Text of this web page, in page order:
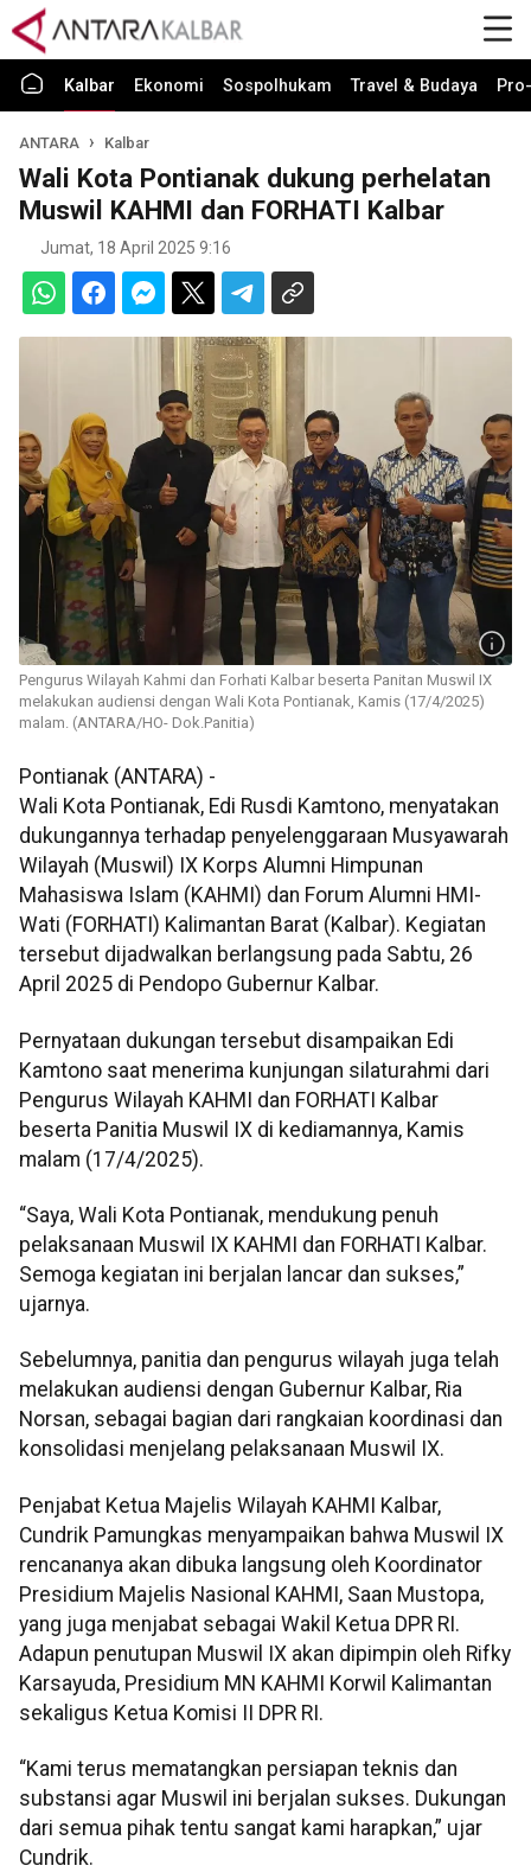
Kalbar Ekonomi Sospolhukam Travel & Budaya
ANTARA Kalbar
Wali Kota Pontianak dukung perhelatan
Muswil KAHMI dan FORHATI Kalbar
Jumat, 18 April 2025 9:16
Pengurus Wilayah Kahmi dan Forhati Kalbar beserta Panitan Muswil IX
melakukan audiensi dengan Wali Kota Pontianak, Kamis (17/4/2025)
malam. (ANTARA/HO- Dok.Panitia)
Pontianak (ANTARA) -
Wali Kota Pontianak, Edi Rusdi Kamtono, menyatakan
dukungannya terhadap penyelenggaraan Musyawarah
Wilayah (Muswil) IX Korps Alumni Himpunan
Mahasiswa Islam (KAHMI) dan Forum Alumni HMI-
Wati (FORHATI) Kalimantan Barat (Kalbar). Kegiatan
tersebut dijadwalkan berlangsung pada Sabtu, 26
April 2025 di Pendopo Gubernur Kalbar.
Pernyataan dukungan tersebut disampaikan Edi
Kamtono saat menerima kunjungan silaturahmi dari
Pengurus Wilayah KAHMI dan FORHATI Kalbar
beserta Panitia Muswil IX di kediamannya, Kamis
malam (17/4/2025).
“Saya, Wali Kota Pontianak, mendukung penuh
pelaksanaan Muswil IX KAHMI dan FORHATI Kalbar.
Semoga kegiatan ini berjalan lancar dan sukses,”
ujarnya.
Sebelumnya, panitia dan pengurus wilayah juga telah
melakukan audiensi dengan Gubernur Kalbar, Ria
Norsan, sebagai bagian dari rangkaian koordinasi dan
konsolidasi menjelang pelaksanaan Muswil IX.
Penjabat Ketua Majelis Wilayah KAHMI Kalbar,
Cundrik Pamungkas menyampaikan bahwa Muswil IX
rencananya akan dibuka langsung oleh Koordinator
Presidium Majelis Nasional KAHMI, Saan Mustopa,
yang juga menjabat sebagai Wakil Ketua DPR RI.
Adapun penutupan Muswil IX akan dipimpin oleh Rifky
Karsayuda, Presidium MN KAHMI Korwil Kalimantan
sekaligus Ketua Komisi II DPR RI.
“Kami terus mematangkan persiapan teknis dan
substansi agar Muswil ini berjalan sukses. Dukungan
dari semua pihak tentu sangat kami harapkan,” ujar
Cundrik.